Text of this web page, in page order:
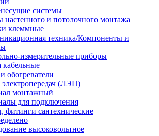
системы
настенного и потолочного монтажа
клеммные
техника/Компоненты и
измерительные приборы
кабельные
обогреватели
(ЛЭП)
монтажный
для подключения
сантехнические
высоковольтное